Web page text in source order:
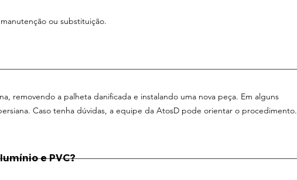
ou substituição.
removendo a palheta danificada e instalando uma nova peça. Em alguns
Caso tenha dúvidas, a equipe da AtosD pode orientar o procedimento.
e PVC?